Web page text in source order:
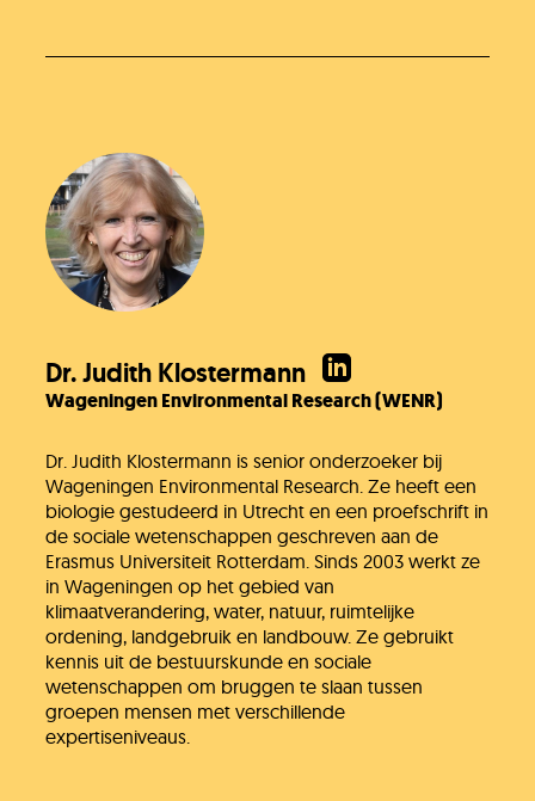
Dr. Judith Klostermann
Wageningen Environmental Research (WENR)
Dr. Judith Klostermann is senior onderzoeker bij
Wageningen Environmental Research. Ze heeft een
biologie gestudeerd in Utrecht en een proefschrift in
de sociale wetenschappen geschreven aan de
Erasmus Universiteit Rotterdam. Sinds 2003 werkt ze
in Wageningen op het gebied van
klimaatverandering, water, natuur, ruimtelijke
ordening, landgebruik en landbouw. Ze gebruikt
kennis uit de bestuurskunde en sociale
wetenschappen om bruggen te slaan tussen
groepen mensen met verschillende
expertiseniveaus.
Stel je vraag
Doneer!
Werken bij